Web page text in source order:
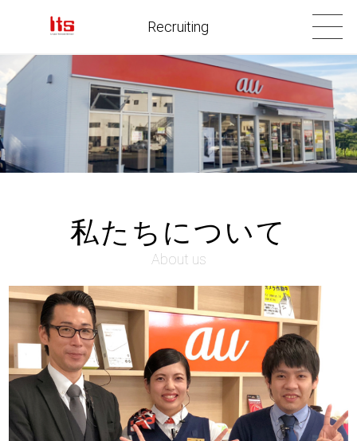
Recruiting
私たちについて
About us